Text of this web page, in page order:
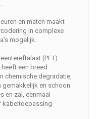
en maten maakt
in complexe
mogelijk.
(PET)
een breed
chemische degradatie,
gemakkelijk en schoon
en zal, eenmaal
kabeltoepassing